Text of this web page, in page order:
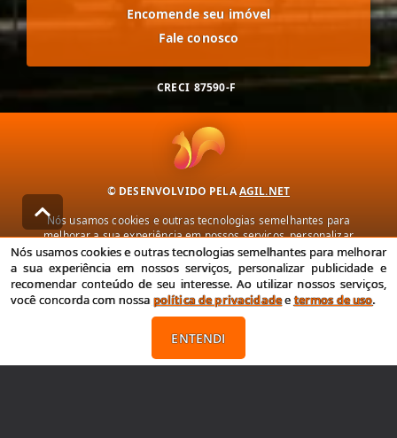
Encomende seu imóvel
Fale conosco
CRECI 87590-F
© DESENVOLVIDO PELAAGIL.NET
Nós usamos cookies e outras tecnologias semelhantes para
melhorar a sua experiência em nossos serviços, personalizar
publicidade e recomendar conteúdo de seu interesse. Ao utilizar
nossos serviços, você concorda com nossa política de privacidade e
termos de uso.
Política de Privacidade Termos de uso
Nós usamos cookies e outras tecnologias semelhantes para melhorar
a sua experiência em nossos serviços, personalizar publicidade e
recomendar conteúdo de seu interesse. Ao utilizar nossos serviços,
você concorda com nossa política de privacidadeetermos de uso.
ENTENDI